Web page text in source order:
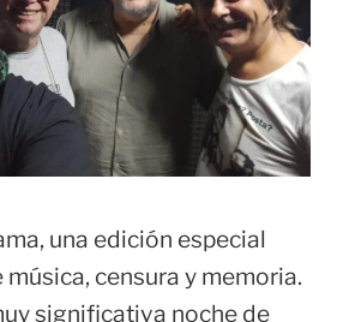
una edición especial
música, censura y memoria.
significativa noche de